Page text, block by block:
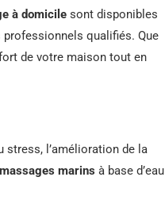
à domicile sont disponibles
professionnels qualifiés. Que
de votre maison tout en
stress, l’amélioration de la
massages marins à base d’eau